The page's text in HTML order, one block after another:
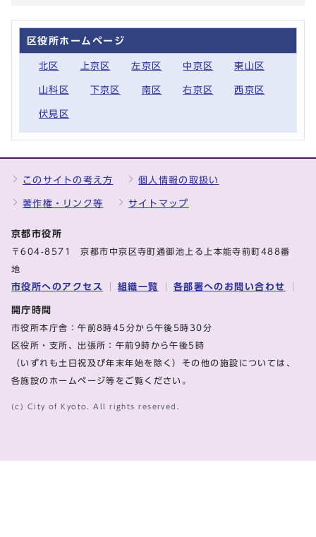
区役所ホームページ
北区 上京区 左京区 中京区 東山区
山科区 下京区 南区 右京区 西京区
伏見区
このサイトの考え方 個人情報の取扱い
著作権・リンク等 サイトマップ
京都市役所
〒604-8571 京都市中京区寺町通御池上る上本能寺前町488番
地
市役所へのアクセス 組織一覧 各部署へのお問い合わせ
開庁時間
市役所本庁舎：午前8時45分から午後5時30分
区役所・支所、出張所：午前9時から午後5時
（いずれも土日祝及び年末年始を除く）その他の施設については、
各施設のホームページ等をご覧ください。
(c) City of Kyoto. All rights reserved.